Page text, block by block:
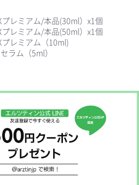
続ける カートへ進む
プレミアム/本品(30ml）x1個
プレミアム/本品(50ml）x1個
プレミアム（10ml)
ラム（5ml）